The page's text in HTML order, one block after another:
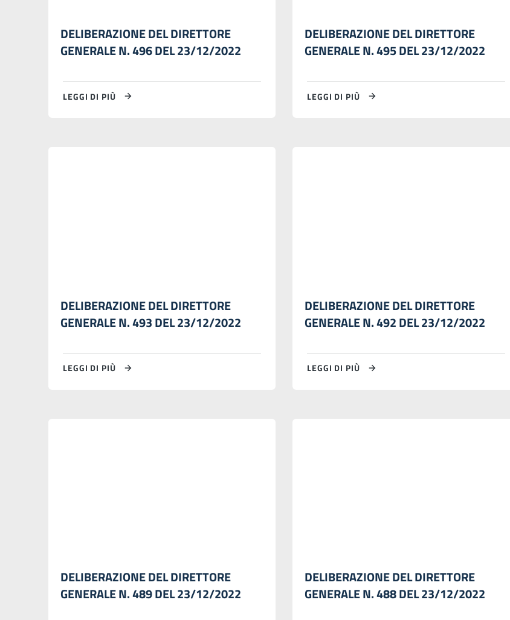
DELIBERAZIONE DEL DIRETTORE
GENERALE N. 496 DEL 23/12/2022
LEGGI DI PIÙ
DELIBERAZIONE DEL DIRETTORE
GENERALE N. 495 DEL 23/12/2022
LEGGI DI PIÙ
DELIBERAZIONE DEL DIRETTORE
GENERALE N. 493 DEL 23/12/2022
LEGGI DI PIÙ
DELIBERAZIONE DEL DIRETTORE
GENERALE N. 492 DEL 23/12/2022
LEGGI DI PIÙ
DELIBERAZIONE DEL DIRETTORE
GENERALE N. 489 DEL 23/12/2022
DELIBERAZIONE DEL DIRETTORE
GENERALE N. 488 DEL 23/12/2022